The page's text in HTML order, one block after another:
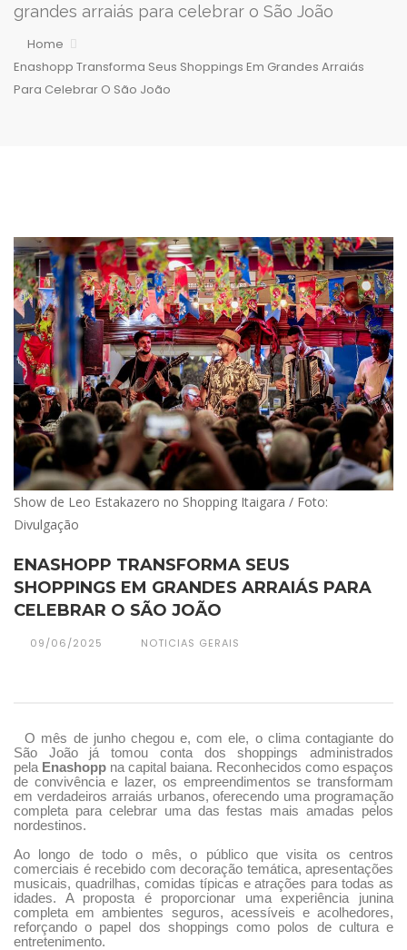
grandes arraiás para celebrar o São João
Home
Enashopp Transforma Seus Shoppings Em Grandes Arraiás
Para Celebrar O São João
Show de Leo Estakazero no Shopping Itaigara / Foto:
Divulgação
ENASHOPP TRANSFORMA SEUS
SHOPPINGS EM GRANDES ARRAIÁS PARA
CELEBRAR O SÃO JOÃO
09/06/2025 NOTICIAS GERAIS
O mês de junho chegou e, com ele, o clima contagiante do
São João já tomou conta dos shoppings administrados
pela Enashopp na capital baiana. Reconhecidos como espaços
de convivência e lazer, os empreendimentos se transformam
em verdadeiros arraiás urbanos, oferecendo uma programação
completa para celebrar uma das festas mais amadas pelos
nordestinos.
Ao longo de todo o mês, o público que visita os centros
comerciais é recebido com decoração temática, apresentações
musicais, quadrilhas, comidas típicas e atrações para todas as
idades. A proposta é proporcionar uma experiência junina
completa em ambientes seguros, acessíveis e acolhedores,
reforçando o papel dos shoppings como polos de cultura e
entretenimento.